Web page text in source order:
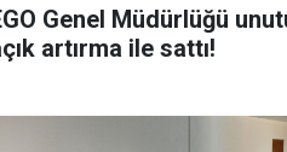
Genel Müdürlüğü
artırma ile sattı!